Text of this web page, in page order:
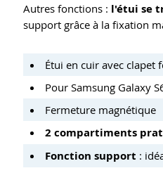
Autres fonctions : l'étui se
support grâce à la fixation
Étui en cuir avec clapet
Pour Samsung Galaxy
Fermeture magnétique
2 compartiments
Fonction support :